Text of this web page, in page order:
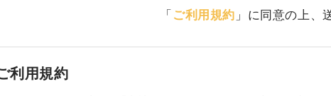
「 ご利用規約 」に同意の上、
利用規約